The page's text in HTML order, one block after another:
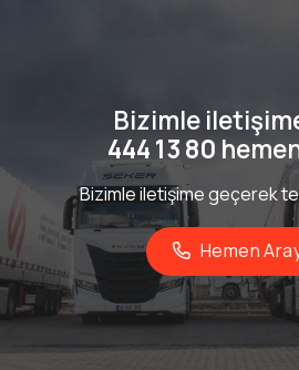
Bizimle
444 13 80
Bizimleiletişime geçerek
Hemen